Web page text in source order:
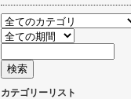
カテゴリーリスト